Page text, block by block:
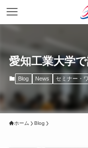
愛知工業大学
Blog News セミナー・
ホーム Blog